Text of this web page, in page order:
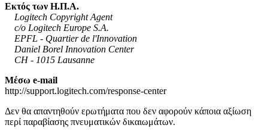
Εκτός των Η.Π.Α.
Logitech Copyright Agent
c/o Logitech Europe S.A.
EPFL - Quartier de l'Innovation
Daniel Borel Innovation Center
CH - 1015 Lausanne
Μέσω e-mail
http://support.logitech.com/response-center
Δεν θα απαντηθούν ερωτήματα που δεν αφορούν κάποια αξίωση
περί παραβίασης πνευματικών δικαιωμάτων.